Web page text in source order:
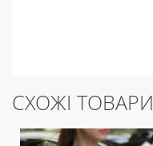
СХОЖІ ТОВАРИ